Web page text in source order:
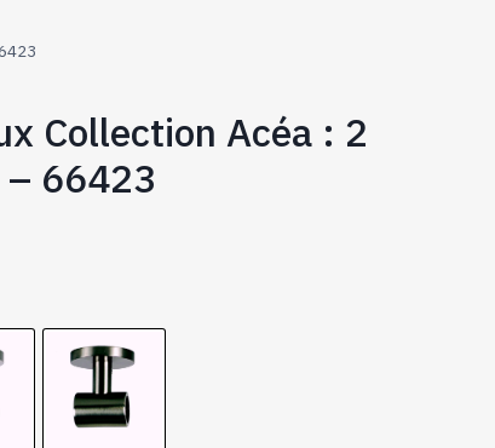
Collection Acéa : 2
66423
€
€